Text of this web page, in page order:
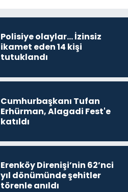
Polisiye olaylar… İzinsiz
ikamet eden 14 kişi
tutuklandı
Cumhurbaşkanı Tufan
Erhürman, Alagadi Fest'e
katıldı
Erenköy Direnişi’nin 62’nci
yıl dönümünde şehitler
törenle anıldı